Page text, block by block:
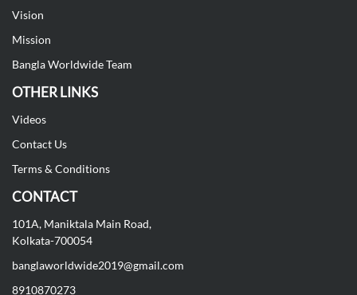
Vision
Mission
Bangla Worldwide Team
OTHER LINKS
Videos
Contact Us
Terms & Conditions
CONTACT
101A, Maniktala Main Road,
Kolkata-700054
banglaworldwide2019@gmail.com
8910870273